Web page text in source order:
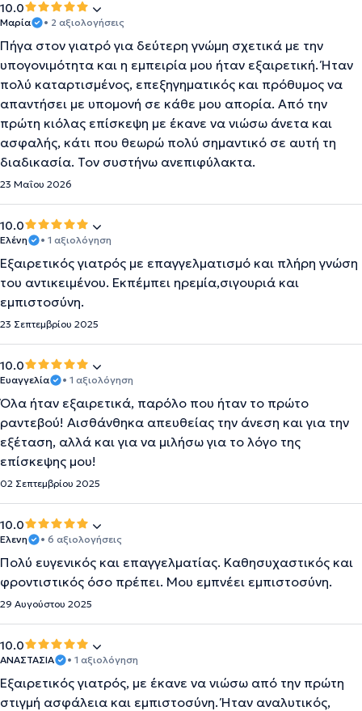
10.0
Μαρία • 2 αξιολογήσεις
Πήγα στον γιατρό για δεύτερη γνώμη σχετικά με την
υπογονιμότητα και η εμπειρία μου ήταν εξαιρετική. Ήταν
πολύ καταρτισμένος, επεξηγηματικός και πρόθυμος να
απαντήσει με υπομονή σε κάθε μου απορία. Από την
πρώτη κιόλας επίσκεψη με έκανε να νιώσω άνετα και
ασφαλής, κάτι που θεωρώ πολύ σημαντικό σε αυτή τη
διαδικασία. Τον συστήνω ανεπιφύλακτα.
23 Μαΐου 2026
10.0
Ελένη • 1 αξιολόγηση
Εξαιρετικός γιατρός με επαγγελματισμό και πλήρη γνώση
του αντικειμένου. Εκπέμπει ηρεμία,σιγουριά και
εμπιστοσύνη.
23 Σεπτεμβρίου 2025
10.0
Ευαγγελία • 1 αξιολόγηση
Όλα ήταν εξαιρετικά, παρόλο που ήταν το πρώτο
ραντεβού! Αισθάνθηκα απευθείας την άνεση και για την
εξέταση, αλλά και για να μιλήσω για το λόγο της
επίσκεψης μου!
02 Σεπτεμβρίου 2025
10.0
Ελενη • 6 αξιολογήσεις
Πολύ ευγενικός και επαγγελματίας. Καθησυχαστικός και
φροντιστικός όσο πρέπει. Μου εμπνέει εμπιστοσύνη.
29 Αυγούστου 2025
10.0
ΑΝΑΣΤΑΣΙΑ • 1 αξιολόγηση
Εξαιρετικός γιατρός, με έκανε να νιώσω από την πρώτη
στιγμή ασφάλεια και εμπιστοσύνη. Ήταν αναλυτικός,